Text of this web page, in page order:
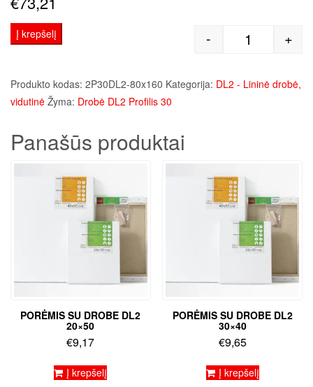
produkto
- +
Į krepšelį
Produkto kodas: 2P30DL2-80x160 Kategorija: DL2 - Lininė drobė,
vidutinė Žyma: Drobė DL2 Profilis 30
Panašūs produktai
PORĖMIS SU DROBE DL2
20×50
€9,17
Į krepšelį
PORĖMIS SU DROBE DL2
30×40
€9,65
Į krepšelį